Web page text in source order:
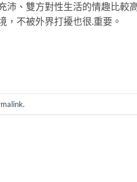
沛、雙方對性生活的情趣比較
，不被外界打擾也很.重要。
.